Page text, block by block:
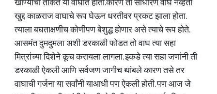
खाण्याची ताकत या वाघात होती.कारण तो साधारण वाघ नव्हता
खुद्द काळराज वाघाचे रूप घेऊन धरतीवर प्रकट झाला होता.
त्याला बघताक्षणीच कोणीपण बेशुद्ध होणार असे त्याचे रूप होते.
आसमंत दुमदुमला अशी डरकाळी फोडत तो वाघ त्या सहा
मित्रांच्या दिशेने कूच करायला लागला. इकडे त्या सहा जणांनी ती
डरकाळी ऐकली आणि सर्वजण जागीच थांबले कारण तसे तर
वाघाची गर्जना या सर्वांनी याआधी पण ऐकली होती. पण आज जे